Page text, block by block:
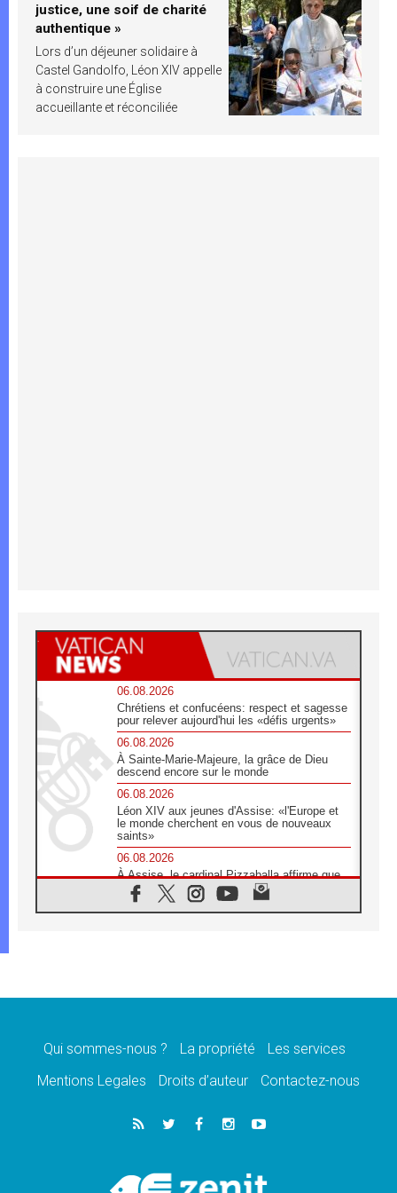
justice, une soif de charité
authentique »
Lors d’un déjeuner solidaire à
Castel Gandolfo, Léon XIV appelle
à construire une Église
accueillante et réconciliée
06.08.2026
Chrétiens et confucéens: respect et sagesse
pour relever aujourd'hui les «défis urgents»
06.08.2026
À Sainte-Marie-Majeure, la grâce de Dieu
descend encore sur le monde
06.08.2026
Léon XIV aux jeunes d'Assise: «l'Europe et
le monde cherchent en vous de nouveaux
saints»
06.08.2026
À Assise, le cardinal Pizzaballa affirme que
«les chrétiens veulent la paix»
06.08.2026
message de paix et de dignité humaine»
«La visite du Pape en Uruguay renforcera
05.08.2026
Le nonce en Ukraine: «Il est inquiétant
Léon XIV au Pérou, une lueur d'espoir pour
Qui sommes-nous ? La propriété
Les services
Mentions Legales
Droits d’auteur Contactez-nous